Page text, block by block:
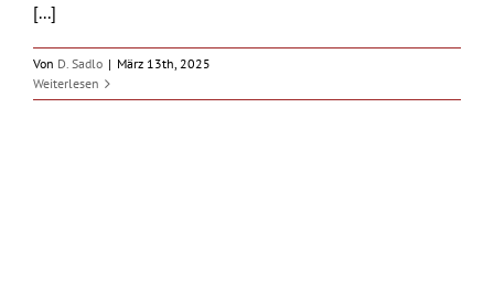
[...]
Von D. Sadlo | März 13th, 2025
Weiterlesen